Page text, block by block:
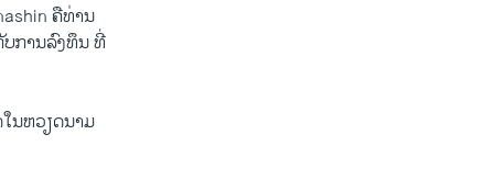
ຄືທ່ານ
ບ​ການ​ລົງທຶນ ທີ່​
ນ​ຫວຽດນາມ